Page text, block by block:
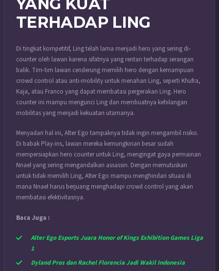
TERHADAP LING
Di tingkat kompetitif, Ling telah lama menjadi hero yang sering di-
counter oleh lawan karena sifatnya yang rentan terhadap serangan
balik. Tim-tim lawan cenderung memilih hero dengan kemampuan
crowd control atau anti-mobility untuk menahan Ling, seperti Khufra,
Kaja, atau Franco yang dapat membatasi pergerakan Ling. Hero
counter ini mampu mengunci Ling dan membuatnya kehilangan
mobilitas yang menjadi kekuatan utamanya.
Menyadari hal ini, Alter Ego tampaknya tidak ingin mengambil risiko.
Di babak Play-ins, lawan mereka kemungkinan besar sudah
mempersiapkan hero counter untuk Ling, mengingat gaya permainan
Nnael yang sering mengandalkan assassin. Dengan memutuskan
untuk tidak memilih Ling, Alter Ego mampu menghindari situasi di
mana Nnael harus berjuang menghadapi crowd control yang akan
membatasi efektivitasnya.
Baca Juga :
Alter Ego Esports Juara Honor of Kings Exhibition Games Liga
1
Dyland Pros dan Rachel Florencia Jadi Wakil Indonesia